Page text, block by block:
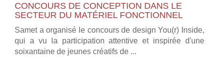
CONCOURS DE CONCEPTION DANS LE
SECTEUR DU MATÉRIEL FONCTIONNEL
Samet a organisé le concours de design You(r) Inside,
qui a vu la participation attentive et inspirée d'une
soixantaine de jeunes créatifs de ...